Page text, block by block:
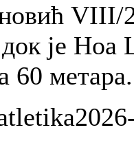
VIII/2
је Ноа
60 метара.